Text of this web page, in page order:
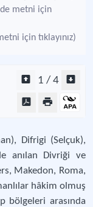
metni için
için tıklayınız)
1 / 4
Difrigi (Selçuk),
anılan Divriği ve
Makedon, Roma,
hâkim olmuş
bölgeleri arasında